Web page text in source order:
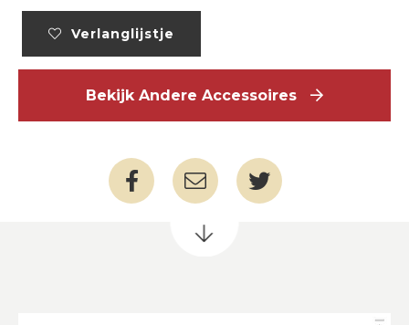
Verlanglijstje
Bekijk Andere Accessoires